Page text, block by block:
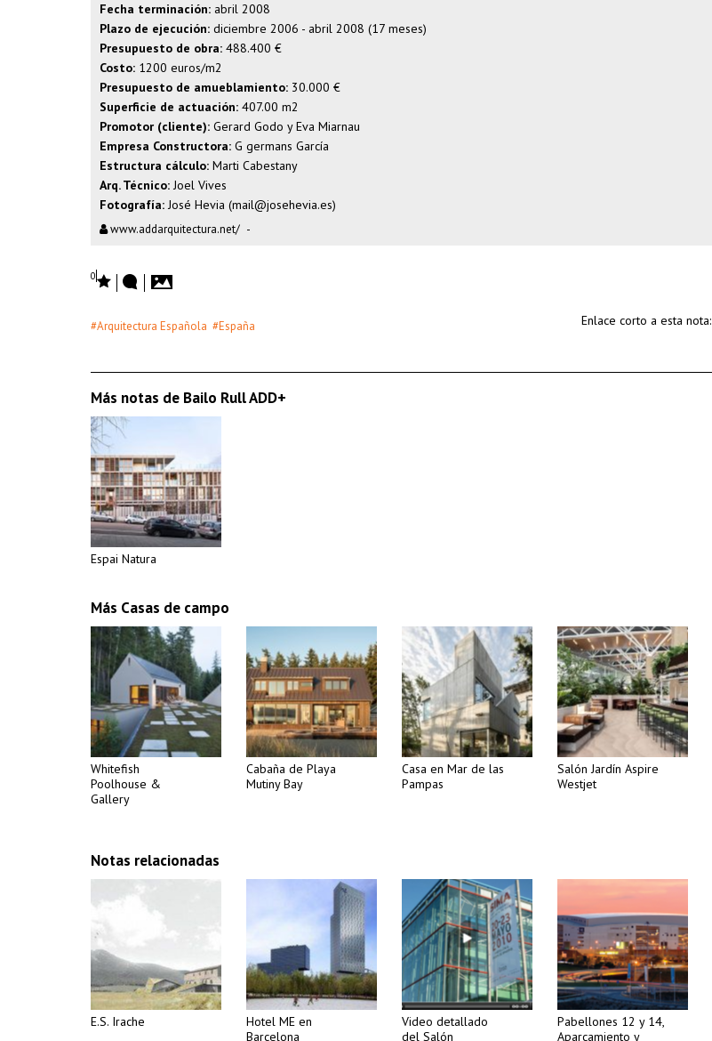
Fecha terminación: abril 2008
Plazo de ejecución: diciembre 2006 - abril 2008 (17 meses)
Presupuesto de obra: 488.400 €
Costo: 1200 euros/m2
Presupuesto de amueblamiento: 30.000 €
Superficie de actuación: 407.00 m2
Promotor (cliente): Gerard Godo y Eva Miarnau
Empresa Constructora: G germans García
Estructura cálculo: Marti Cabestany
Arq. Técnico:Joel Vives
Fotografía:José Hevia (mail@josehevia.es)
www.addarquitectura.net/ -
0
#Arquitectura Española #España Enlace corto a esta nota:
Más notas de Bailo Rull ADD+
Espai Natura
Más Casas de campo
Whitefish
Poolhouse &
Gallery
Cabaña de Playa
Mutiny Bay
Casa en Mar de las
Pampas
Salón Jardín Aspire
Westjet
Notas relacionadas
E.S. Irache
Hotel ME en
Barcelona
Video detallado
del Salón
Pabellones 12 y 14,
Aparcamiento y